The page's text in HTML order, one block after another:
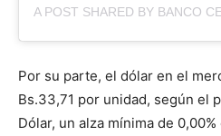
Por su parte, el dólar en el
Bs.33,71 por unidad, según el
Dólar, un alza mínima de